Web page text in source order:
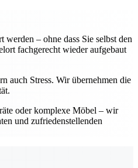
– ohne dass Sie selbst den
fachgerecht wieder aufgebaut
auch Stress. Wir übernehmen die
oder komplexe Möbel – wir
und zufriedenstellenden